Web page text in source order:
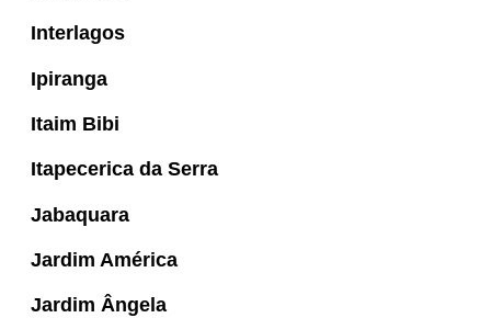
Interlagos
Ipiranga
Itaim Bibi
Itapecerica da Serra
Jabaquara
Jardim América
Jardim Ângela